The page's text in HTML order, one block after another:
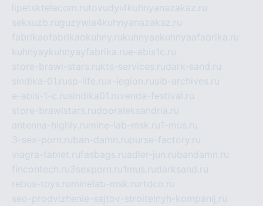
lipetsktelecom.rutovudyi4kuhnyanazakaz.ru
seksuzb.ruguzywia4kuhnyanazakaz.ru
fabrikaofabrikaokuhny.rukuhnyaekuhnyaafabrika.ru
kuhnyaykuhnyayfabrika.rue-abis1c.ru
store-brawl-stars.rukts-services.rudark-sand.ru
sindika-01.rusp-life.rux-legion.rusib-archives.ru
e-abis-1-c.rusindika01.ruvenda-festival.ru
store-brawlstars.rudooraleksandria.ru
antenna-highly.ru mine-lab-msk.ru1-mus.ru
3-sex-porn.ruban-damn.rupurse-factory.ru
viagra-tablet.rufasbags.ruadler-jun.rubandamn.ru
fincontech.ru3sexporn.ru1mus.rudarksand.ru
rebus-toys.ru minelab-msk.ru rtdco.ru
seo-prodvizhenie-sajtov-stroitelnyh-kompanij.ru